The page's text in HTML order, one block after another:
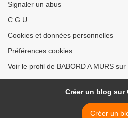
Signaler un abus
C.G.U.
Cookies et données personnelles
Préférences cookies
Voir le profil de BABORD A MURS
Créer un blog sur
Créer un